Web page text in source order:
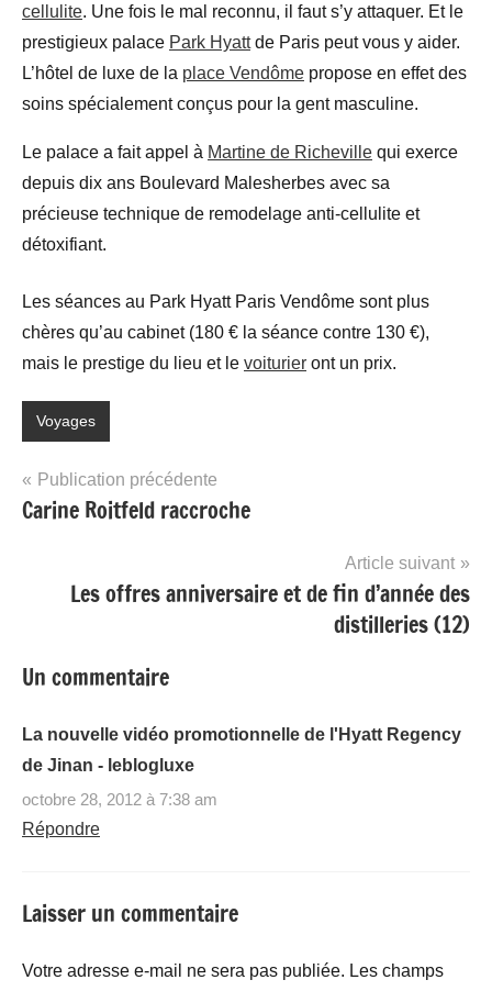
cellulite. Une fois le mal reconnu, il faut s’y attaquer. Et le
prestigieux palace Park Hyattde Paris peut vous y aider.
L’hôtel de luxe de la place Vendôme propose en effet des
soins spécialement conçus pour la gent masculine.
Le palace a fait appel à Martine de Richeville qui exerce
depuis dix ans Boulevard Malesherbes avec sa
précieuse technique de remodelage anti-cellulite et
détoxifiant.
Les séances au Park Hyatt Paris Vendôme sont plus
chères qu’au cabinet (180 € la séance contre 130 €),
mais le prestige du lieu et le voiturier ont un prix.
Voyages
Navigation
de
Publication précédente
Carine Roitfeld raccroche
Article suivant
Les offres anniversaire et de fin d’année des
distilleries (12)
Un commentaire
La nouvelle vidéo promotionnelle de l'Hyatt Regency
de Jinan - leblogluxe
octobre 28, 2012 à 7:38 am
Répondre
Laisser un commentaire
Votre adresse e-mail ne sera pas publiée. Les champs